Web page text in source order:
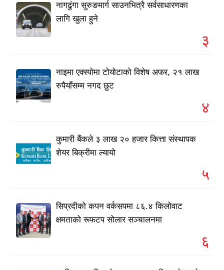
नागढुंगा सुरुङमार्ग साउनभित्रै सर्वसाधारणका
लागि खुला हुने
३
नाइमा एक्स्पोमा टोयोटाको विशेष अफर, २१ लाख
रुपैयाँसम्म नगद छुट
४
कुमारी बैंकले ३ लाख २० हजार कित्ता संस्थापक
शेयर बिक्रीमा ल्यायो
५
सिप्रदीको कपन वर्कसपमा ८६.४ किलोवाट
क्षमताको रूफटप सोलार सञ्चालनमा
६